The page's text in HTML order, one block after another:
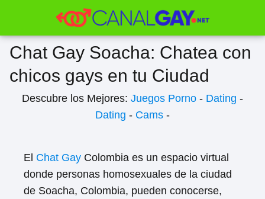
Chat Gay Soacha: Chatea con
chicos gays en tu Ciudad
Descubre los Mejores: Juegos Porno - Dating -
Dating - Cams -
El Chat Gay Colombia es un espacio virtual
donde personas homosexuales de la ciudad
de Soacha, Colombia, pueden conocerse,